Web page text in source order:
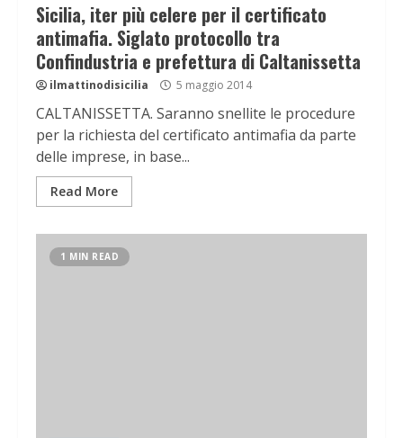
Sicilia, iter più celere per il certificato
antimafia. Siglato protocollo tra
Confindustria e prefettura di Caltanissetta
ilmattinodisicilia 5 maggio 2014
CALTANISSETTA. Saranno snellite le procedure
per la richiesta del certificato antimafia da parte
delle imprese, in base...
Read More
1 MIN READ